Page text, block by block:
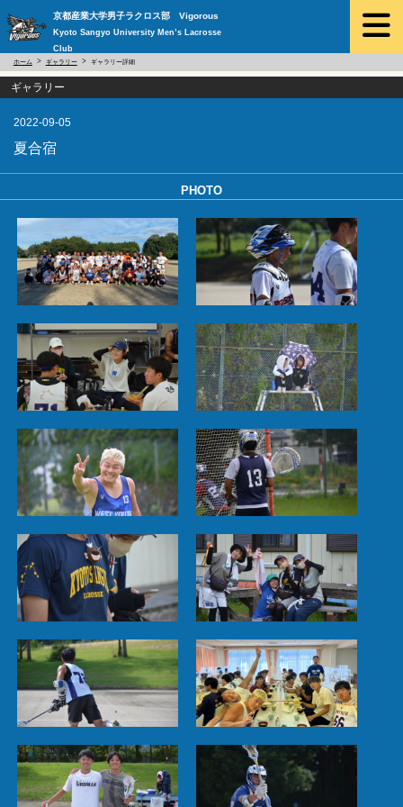
京都産業大学男子ラクロス部 Vigorous
Kyoto Sangyo University Men’s Lacrosse
Club
ホーム ギャラリー ギャラリー詳細
ギャラリー
2022-09-05
夏合宿
PHOTO